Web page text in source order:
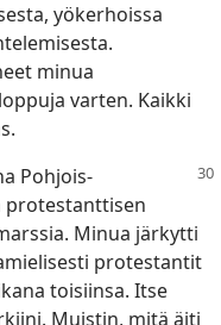
yökerhoissa
minua
varten. Kaikki
Pohjois-
protestanttisen
Minua järkytti
protestantit
toisiinsa. Itse
Muistin, mitä äiti